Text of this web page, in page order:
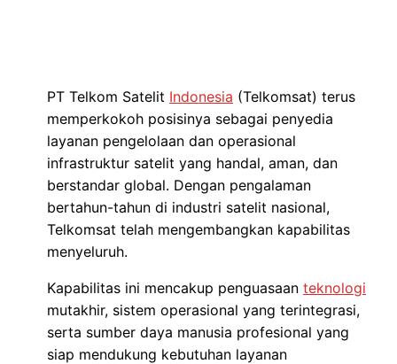
PT Telkom Satelit Indonesia (Telkomsat) terus
memperkokoh posisinya sebagai penyedia
layanan pengelolaan dan operasional
infrastruktur satelit yang handal, aman, dan
berstandar global. Dengan pengalaman
bertahun-tahun di industri satelit nasional,
Telkomsat telah mengembangkan kapabilitas
menyeluruh.
Kapabilitas ini mencakup penguasaan teknologi
mutakhir, sistem operasional yang terintegrasi,
serta sumber daya manusia profesional yang
siap mendukung kebutuhan layanan